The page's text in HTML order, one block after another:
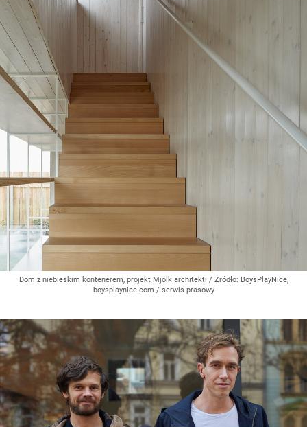
Dom z niebieskim kontenerem, projekt Mjölk architekti / Źródło: BoysPlayNice,
boysplaynice.com / serwis prasowy